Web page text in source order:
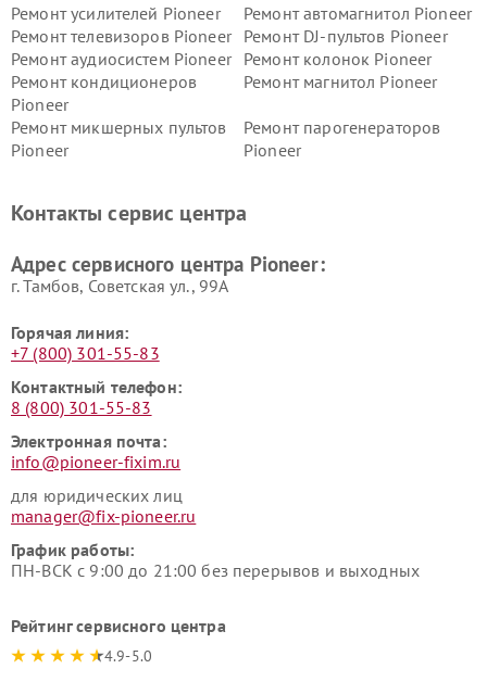
Ремонт усилителей Pioneer
Ремонт автомагнитол Pioneer
Ремонт телевизоров Pioneer
Ремонт DJ-пультов Pioneer
Ремонт аудиосистем Pioneer
Ремонт колонок Pioneer
Ремонт кондиционеров
Pioneer
Ремонт магнитол Pioneer
Ремонт микшерных пультов
Pioneer
Ремонт парогенераторов
Pioneer
Контакты сервис центра
Адрес сервисного центра Pioneer:
г. Тамбов, Советская ул., 99А
Горячая линия:
+7 (800) 301-55-83
Контактный телефон:
8 (800) 301-55-83
Электронная почта:
info@pioneer-fixim.ru
для юридических лиц
manager@fix-pioneer.ru
График работы:
ПН-ВСК с 9:00 до 21:00 без перерывов и выходных
Рейтинг сервисного центра
4.9-5.0